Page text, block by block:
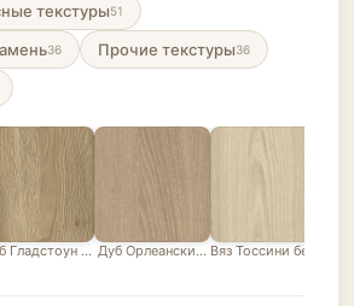
текстуры51
36 Прочие текстуры36
Гладстоун серо-бежевыйДуб Орлеанский песочно-бежевый
Вяз Тоссини белый